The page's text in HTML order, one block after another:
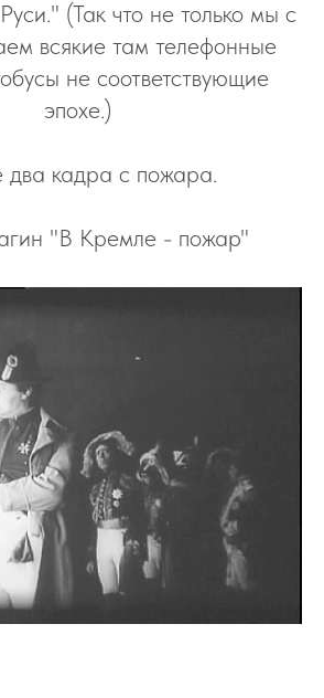
(Так что не только мы с
всякие там телефонные
не соответствующие
эпохе.)
кадра с пожара.
"В Кремле - пожар"